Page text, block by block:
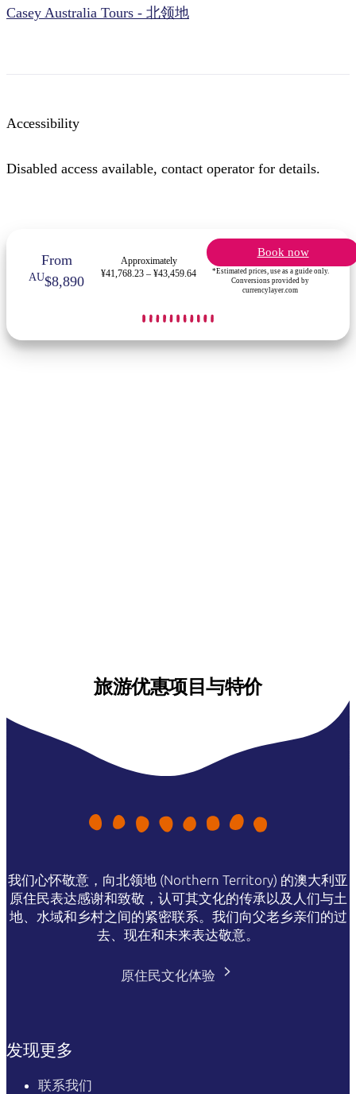
Casey Australia Tours - 北领地
Accessibility
Disabled access available, contact operator for details.
From
AU$8,890
Approximately
¥41,768.23 – ¥43,459.64
Book now
*Estimated prices, use as a guide only.
Conversions provided by
currencylayer.com
旅游优惠项目与特价
我们心怀敬意，向北领地 (Northern Territory) 的澳大利亚
原住民表达感谢和致敬，认可其文化的传承以及人们与土
地、水域和乡村之间的紧密联系。我们向父老乡亲们的过
去、现在和未来表达敬意。
原住民文化体验
发现更多
联系我们